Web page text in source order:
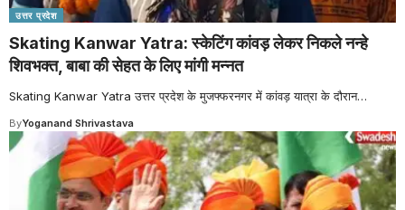
उत्तर प्रदेश
Skating Kanwar Yatra: स्केटिंग कांवड़ लेकर निकले नन्हे
शिवभक्त, बाबा की सेहत के लिए मांगी मन्नत
Skating Kanwar Yatra उत्तर प्रदेश के मुजफ्फरनगर में कांवड़ यात्रा के दौरान…
ByYoganand Shrivastava